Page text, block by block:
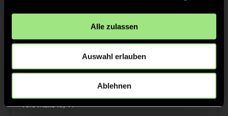
Alle zulassen
Auswahl erlauben
Ablehnen
2/4
8:0 Luisa B., 17’
10:0 Maite K., 19’